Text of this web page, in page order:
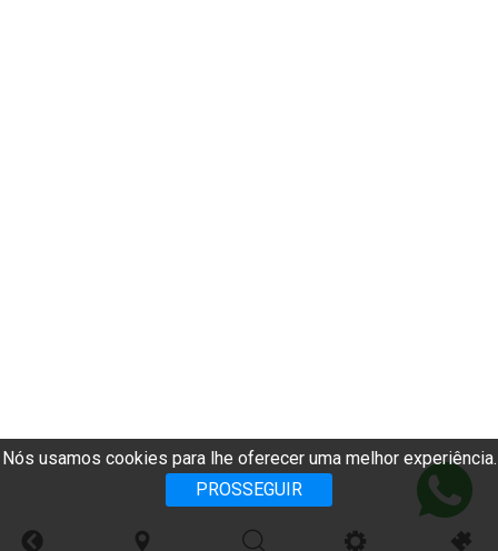
Nós usamos cookies para lhe oferecer uma melhor experiência.
PROSSEGUIR